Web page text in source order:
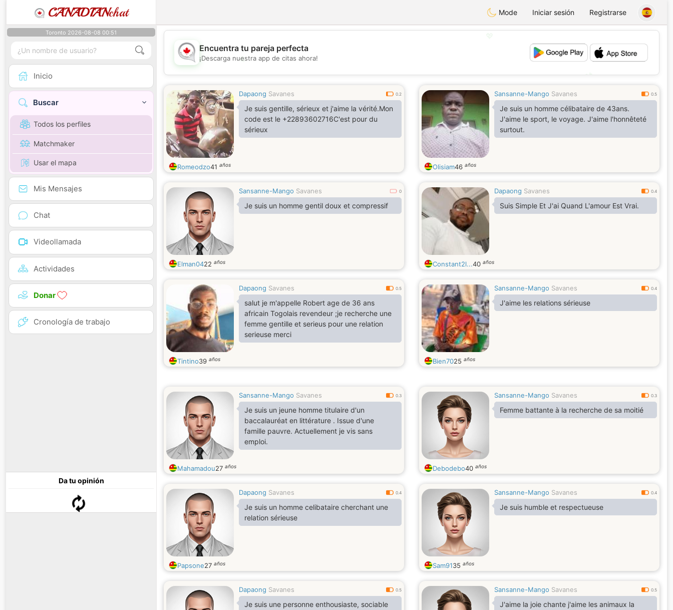
CANADIANchat Mode Iniciar sesión Registrarse
Toronto 2026-08-08 00:51
Inicio
Buscar
Todos los perfiles
Matchmaker
Usar el mapa
Mis Mensajes
Chat
Videollamada
Actividades
Donar
Cronología de trabajo
Da tu opinión
💖
💕
Encuentra tu pareja perfecta
¡Descarga nuestra app de citas ahora!
Dapaong Savanes 0.2
Je suis gentille, sérieux et j'aime la vérité.Mon
code est le +22893602716C'est pour du
sérieux
Romeodzo41 años
Sansanne-Mango Savanes 0.5
Je suis un homme célibataire de 43ans.
J'aime le sport, le voyage. J'aime l'honnêteté
surtout.
Olisiam46 años
Sansanne-Mango Savanes 0
Je suis un homme gentil doux et compressif
Elman0422 años
Dapaong Savanes 0.4
Suis Simple Et J'ai Quand L'amour Est Vrai.
Constant2l...40 años
Dapaong Savanes 0.5
salut je m'appelle Robert age de 36 ans
africain Togolais revendeur ;je recherche une
femme gentille et serieus pour une relation
serieuse merci
Tintino39 años
Sansanne-Mango Savanes 0.4
J'aime les relations sérieuse
Bien7025 años
Sansanne-Mango Savanes 0.3
Je suis un jeune homme titulaire d'un
baccalauréat en littérature . Issue d'une
famille pauvre. Actuellement je vis sans
emploi.
Mahamadou27 años
Sansanne-Mango Savanes 0.3
Femme battante à la recherche de sa moitié
Debodebo40 años
Dapaong Savanes 0.4
Je suis un homme celibataire cherchant une
relation sérieuse
Papsone27 años
Sansanne-Mango Savanes 0.4
Je suis humble et respectueuse
Sam9135 años
Dapaong Savanes 0.5
Je suis une personne enthousiaste, sociable
Sansanne-Mango Savanes 0.5
J'aime la joie chante j'aime les animaux la